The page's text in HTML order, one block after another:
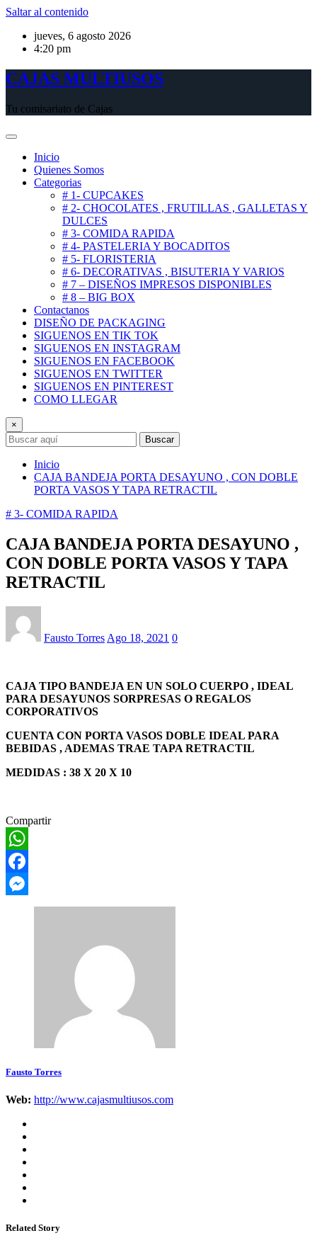
Saltar al contenido
jueves, 6 agosto 2026
4:20 pm
CAJAS MULTIUSOS
Tu comisariato de Cajas
Inicio
Quienes Somos
Categorias
# 1- CUPCAKES
# 2- CHOCOLATES , FRUTILLAS , GALLETAS Y
DULCES
# 3- COMIDA RAPIDA
# 4- PASTELERIA Y BOCADITOS
# 5- FLORISTERIA
# 6- DECORATIVAS , BISUTERIA Y VARIOS
# 7 – DISEÑOS IMPRESOS DISPONIBLES
# 8 – BIG BOX
Contactanos
DISEÑO DE PACKAGING
SIGUENOS EN TIK TOK
SIGUENOS EN INSTAGRAM
SIGUENOS EN FACEBOOK
SIGUENOS EN TWITTER
SIGUENOS EN PINTEREST
COMO LLEGAR
×
Buscar
Inicio
CAJA BANDEJA PORTA DESAYUNO , CON DOBLE
PORTA VASOS Y TAPA RETRACTIL
# 3- COMIDA RAPIDA
CAJA BANDEJA PORTA DESAYUNO ,
CON DOBLE PORTA VASOS Y TAPA
RETRACTIL
Fausto Torres Ago 18, 2021 0
CAJA TIPO BANDEJA EN UN SOLO CUERPO , IDEAL
PARA DESAYUNOS SORPRESAS O REGALOS
CORPORATIVOS
CUENTA CON PORTA VASOS DOBLE IDEAL PARA
BEBIDAS , ADEMAS TRAE TAPA RETRACTIL
MEDIDAS : 38 X 20 X 10
Compartir
WhatsApp
Facebook
Messenger
Fausto Torres
Web: http://www.cajasmultiusos.com
Related Story